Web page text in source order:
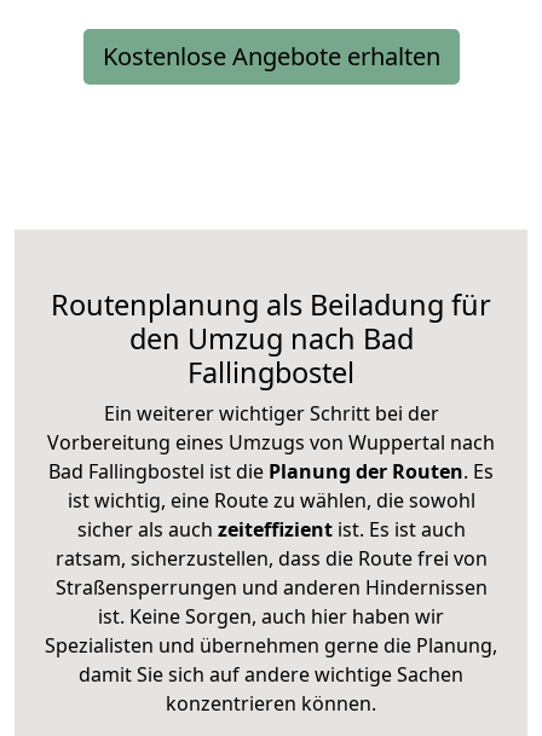
Kostenlose Angebote erhalten
Routenplanung als Beiladung für
den Umzug nach Bad
Fallingbostel
Ein weiterer wichtiger Schritt bei der
Vorbereitung eines Umzugs von Wuppertal nach
Bad Fallingbostel ist die Planung der Routen. Es
ist wichtig, eine Route zu wählen, die sowohl
sicher als auch zeiteffizientist. Es ist auch
ratsam, sicherzustellen, dass die Route frei von
Straßensperrungen und anderen Hindernissen
ist. Keine Sorgen, auch hier haben wir
Spezialisten und übernehmen gerne die Planung,
damit Sie sich auf andere wichtige Sachen
konzentrieren können.